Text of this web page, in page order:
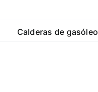
Calderas de gasóleo